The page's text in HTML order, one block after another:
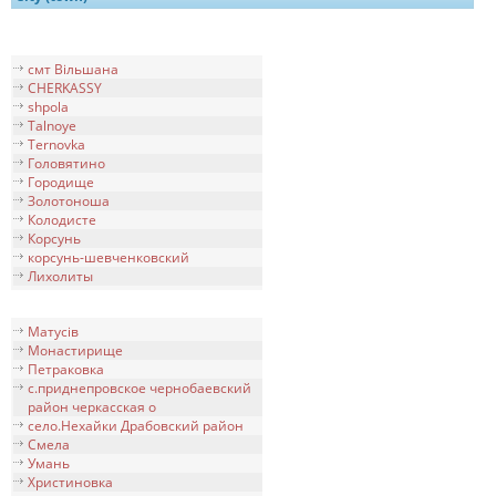
смт Вільшана
CHERKASSY
shpola
Talnoye
Ternovka
Головятино
Городище
Золотоноша
Колодисте
Корсунь
корсунь-шевченковский
Лихолиты
Матусів
Монастирище
Петраковка
с.приднепровское чернобаевский
район черкасская о
село.Нехайки Драбовский район
Смела
Умань
Христиновка